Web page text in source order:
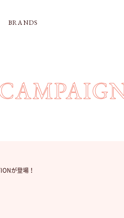
BRANDS
が登場！